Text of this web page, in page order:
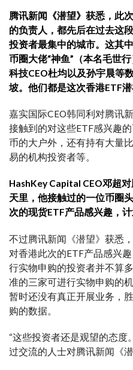
腾讯新闻《潜望》获悉，此
的负责人，都先后在过去这
投资者最集中的城市。这其
币圈大佬“神鱼”（本名毛世
科技CEO杜均以及孙宇晨等
坡。他们都是这次香港ETF潜
嘉实国际CEO韩同利对腾讯
接触到的对这些ETF感兴趣
币的大户外，还有持有大量
易的机构投资者等。
HashKey Capital CEO邓超
天里，他接触过的一位币圈
次的现货ETF产品感兴趣，计
不过腾讯新闻《潜望》获悉
对香港此次的ETF产品感兴
行实物申购的投资者并不算
准的三家可进行实物申购的
暂时还没有真正开展业务，
购的数据。
“这些投资者还是观望的态度
过交流的人士对腾讯新闻《潜